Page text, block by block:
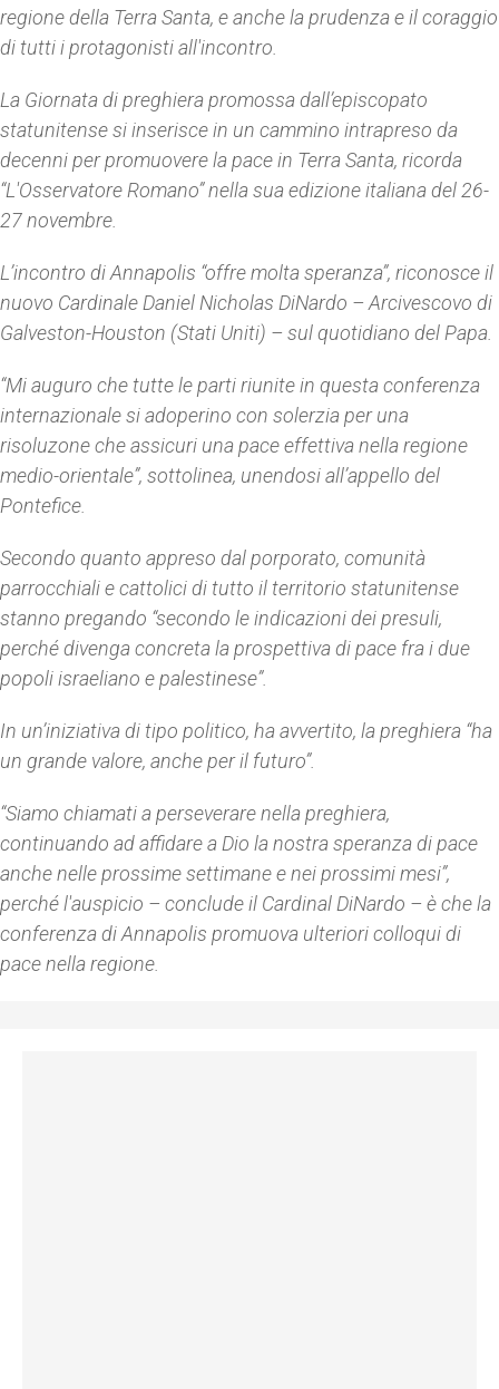
regione della Terra Santa, e anche la prudenza e il coraggio
di tutti i protagonisti all'incontro.
La Giornata di preghiera promossa dall’episcopato
statunitense si inserisce in un cammino intrapreso da
decenni per promuovere la pace in Terra Santa, ricorda
“L'Osservatore Romano” nella sua edizione italiana del 26-
27 novembre.
L’incontro di Annapolis “offre molta speranza”, riconosce il
nuovo Cardinale Daniel Nicholas DiNardo – Arcivescovo di
Galveston-Houston (Stati Uniti) – sul quotidiano del Papa.
“Mi auguro che tutte le parti riunite in questa conferenza
internazionale si adoperino con solerzia per una
risoluzone che assicuri una pace effettiva nella regione
medio-orientale”, sottolinea, unendosi all’appello del
Pontefice.
Secondo quanto appreso dal porporato, comunità
parrocchiali e cattolici di tutto il territorio statunitense
stanno pregando “secondo le indicazioni dei presuli,
perché divenga concreta la prospettiva di pace fra i due
popoli israeliano e palestinese”.
In un’iniziativa di tipo politico, ha avvertito, la preghiera “ha
un grande valore, anche per il futuro”.
“Siamo chiamati a perseverare nella preghiera,
continuando ad affidare a Dio la nostra speranza di pace
anche nelle prossime settimane e nei prossimi mesi”,
perché l'auspicio – conclude il Cardinal DiNardo – è che la
conferenza di Annapolis promuova ulteriori colloqui di
pace nella regione.